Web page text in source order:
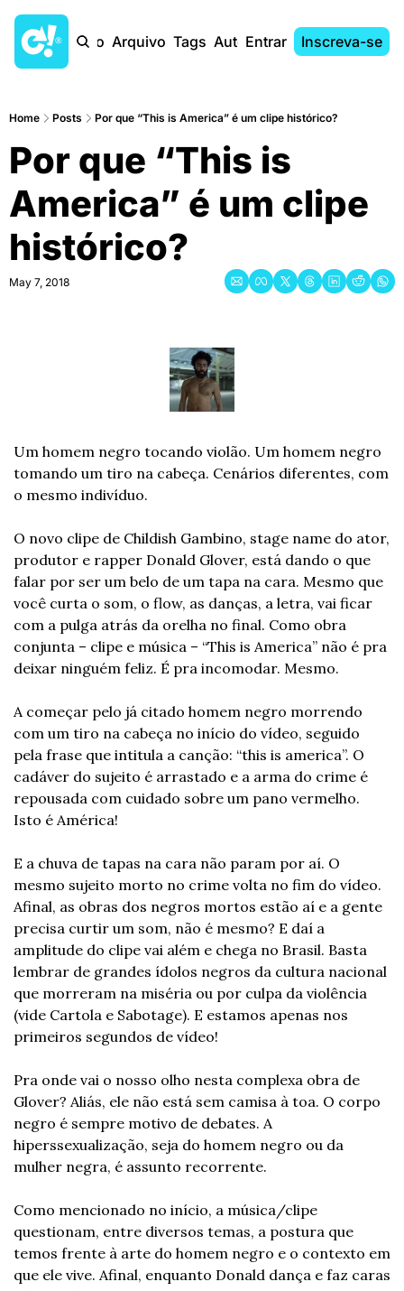
Início Arquivo Tags AutoresEntrar Inscreva-se
Home Posts Por que “This is America” é um clipe histórico?
Por que “This is
America” é um clipe
histórico?
May 7, 2018
Um homem negro tocando violão. Um homem negro
tomando um tiro na cabeça. Cenários diferentes, com
o mesmo indivíduo.
O novo clipe de Childish Gambino, stage name do ator,
produtor e rapper Donald Glover, está dando o que
falar por ser um belo de um tapa na cara. Mesmo que
você curta o som, o flow, as danças, a letra, vai ficar
com a pulga atrás da orelha no final. Como obra
conjunta – clipe e música – “This is America” não é pra
deixar ninguém feliz. É pra incomodar. Mesmo.
A começar pelo já citado homem negro morrendo
com um tiro na cabeça no início do vídeo, seguido
pela frase que intitula a canção: “this is america”. O
cadáver do sujeito é arrastado e a arma do crime é
repousada com cuidado sobre um pano vermelho.
Isto é América!
E a chuva de tapas na cara não param por aí. O
mesmo sujeito morto no crime volta no fim do vídeo.
Afinal, as obras dos negros mortos estão aí e a gente
precisa curtir um som, não é mesmo? E daí a
amplitude do clipe vai além e chega no Brasil. Basta
lembrar de grandes ídolos negros da cultura nacional
que morreram na miséria ou por culpa da violência
(vide Cartola e Sabotage). E estamos apenas nos
primeiros segundos de vídeo!
Pra onde vai o nosso olho nesta complexa obra de
Glover? Aliás, ele não está sem camisa à toa. O corpo
negro é sempre motivo de debates. A
hiperssexualização, seja do homem negro ou da
mulher negra, é assunto recorrente.
Como mencionado no início, a música/clipe
questionam, entre diversos temas, a postura que
temos frente à arte do homem negro e o contexto em
que ele vive. Afinal, enquanto Donald dança e faz caras